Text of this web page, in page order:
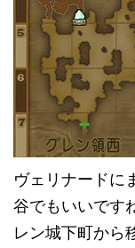
ヴェリナードに
谷でもいいです
レン城下町から